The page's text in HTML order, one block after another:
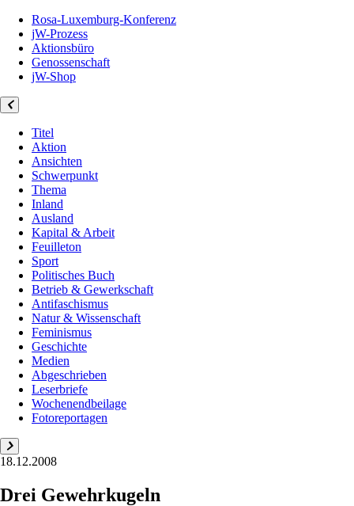
Rosa-Luxemburg-Konferenz
jW-Prozess
Aktionsbüro
Genossenschaft
jW-Shop
Titel
Aktion
Ansichten
Schwerpunkt
Thema
Inland
Ausland
Kapital & Arbeit
Feuilleton
Sport
Politisches Buch
Betrieb & Gewerkschaft
Antifaschismus
Natur & Wissenschaft
Feminismus
Geschichte
Medien
Abgeschrieben
Leserbriefe
Wochenendbeilage
Fotoreportagen
18.12.2008
Drei Gewehrkugeln